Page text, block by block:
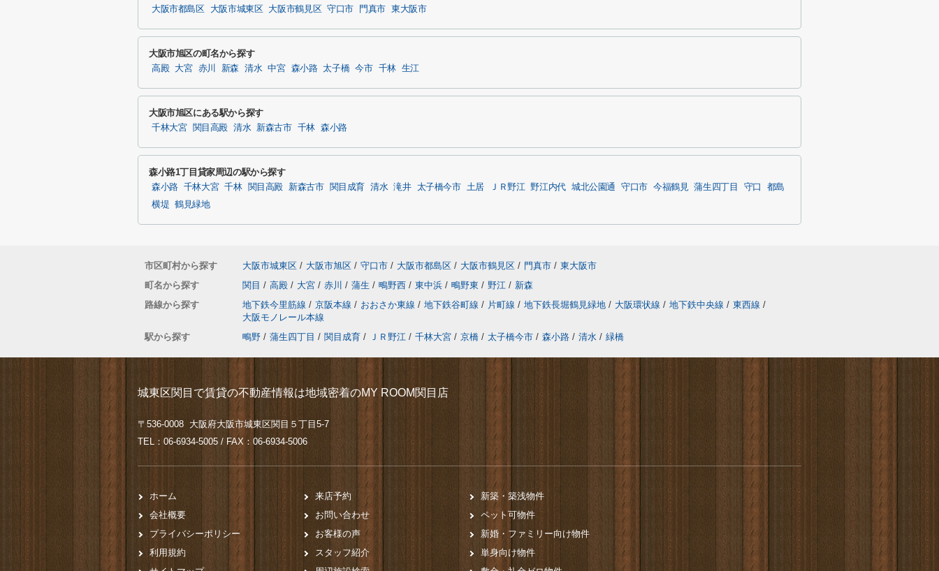
大阪市都島区 大阪市城東区 大阪市鶴見区 守口市 門真市 東大阪市
大阪市旭区の町名から探す
高殿 大宮 赤川 新森 清水 中宮 森小路 太子橋 今市 千林 生江
大阪市旭区にある駅から探す
千林大宮 関目高殿 清水 新森古市 千林 森小路
森小路1丁目貸家周辺の駅から探す
森小路 千林大宮 千林 関目高殿 新森古市 関目成育 清水 滝井 太子橋今市 土居 ＪＲ野江 野江内代 城北公園通 守口市 今福鶴見 蒲生四丁目 守口
都島
横堤 鶴見緑地
市区町村から探す 大阪市城東区 / 大阪市旭区 / 守口市 / 大阪市都島区 / 大阪市鶴見区 / 門真市 / 東大阪市
町名から探す
関目 / 高殿 / 大宮 / 赤川 / 蒲生 / 鴫野西 / 東中浜 / 鴫野東 / 野江 / 新森
路線から探す
地下鉄今里筋線 / 京阪本線 / おおさか東線 / 地下鉄谷町線 / 片町線 / 地下鉄長堀鶴見緑地 / 大阪環状線 / 地下鉄中央線 / 東西線 /
大阪モノレール本線
駅から探す
鴫野 / 蒲生四丁目 / 関目成育 / ＪＲ野江 / 千林大宮 / 京橋 / 太子橋今市 / 森小路 / 清水 / 緑橋
城東区関目で賃貸の不動産情報は地域密着のMY ROOM関目店
〒536-0008 大阪府大阪市城東区関目５丁目5-7
TEL：06-6934-5005 / FAX：06-6934-5006
ホーム
会社概要
プライバシーポリシー
利用規約
来店予約
お問い合わせ
お客様の声
スタッフ紹介
新築・築浅物件
ペット可物件
新婚・ファミリー向け物件
単身向け物件